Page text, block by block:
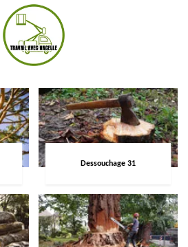
Dessouchage 31